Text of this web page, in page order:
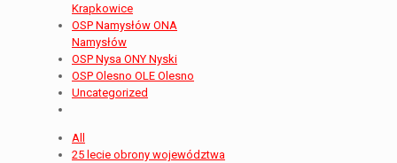
Krapkowice
OSP Namysłów ONA
Namysłów
OSP Nysa ONY Nyski
OSP Olesno OLE Olesno
Uncategorized
All
25 lecie obrony województwa